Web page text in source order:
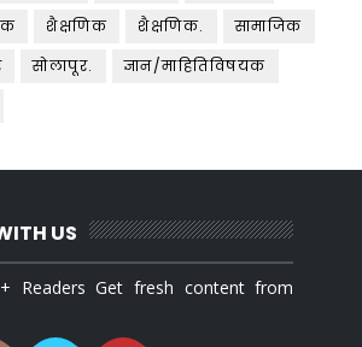
शैक्षणिक शैक्षणिक.
सामाजिक
सोलापूर.
ज्ञान/माहितिविषयक
US
Readers Get fresh content from